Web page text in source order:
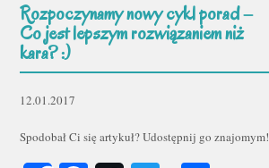
Rozpoczynamy nowy cykl porad –
Co jest lepszym rozwiązaniem niż
kara? :)
12.01.2017
Spodobał Ci się artykuł? Udostępnij go znajomym!